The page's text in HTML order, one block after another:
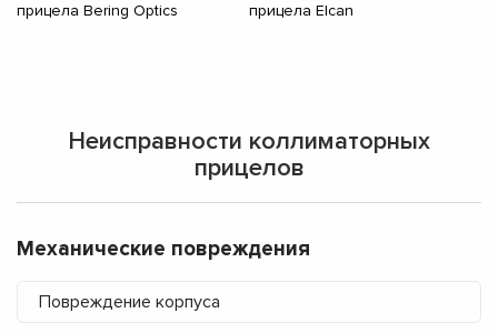
прицела Bering Optics
прицела Elcan
Неисправности коллиматорных
прицелов
Механические повреждения
Повреждение корпуса